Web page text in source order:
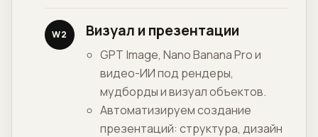
W2 Визуал и презентации
GPT Image, Nano Banana Pro и
видео-ИИ под рендеры,
мудборды и визуал объектов.
Автоматизируем создание
презентаций: структура, дизайн